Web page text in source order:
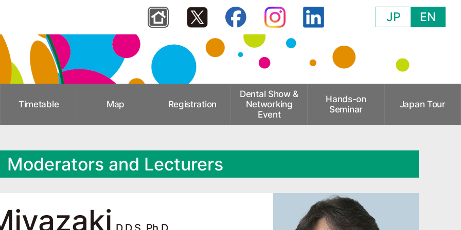
JP EN
Timetable Map Registration
Dental Show &
Networking
Event
Hands-on
Seminar
Japan Tour
Moderators and Lecturers